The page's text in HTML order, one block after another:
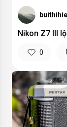
Nikon Z7 III
0